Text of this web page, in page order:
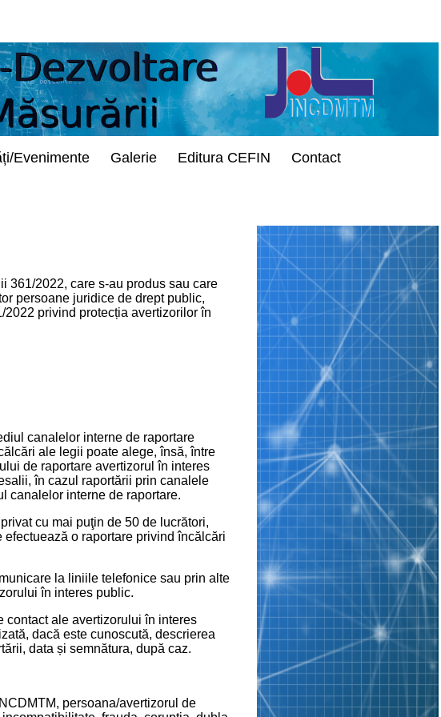
Evenimente Galerie Editura CEFIN Contact
361/2022, care s-au produs sau care
persoane juridice de drept public,
privind protecția avertizorilor în
canalelor interne de raportare
ale legii poate alege, însă, între
de raportare avertizorul în interes
în cazul raportării prin canalele
canalelor interne de raportare.
cu mai puţin de 50 de lucrători,
o raportare privind încălcări
la liniile telefonice sau prin alte
în interes public.
contact ale avertizorului în interes
dacă este cunoscută, descrierea
data și semnătura, după caz.
persoana/avertizorul de